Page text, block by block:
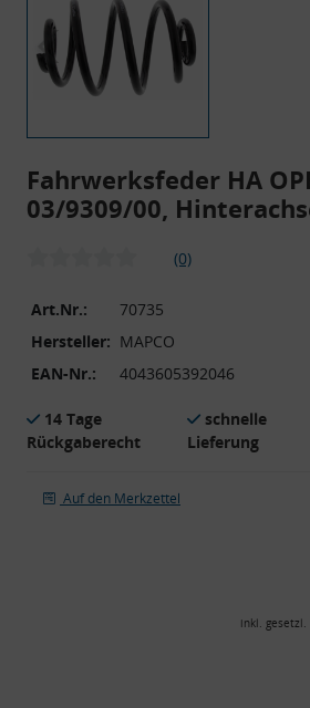
Fahrwerksfeder HA
03/9309/00,
(0)
Art.Nr.:
70735
Hersteller: MAPCO
EAN-Nr.:
4043605392046
14 Tage
Rückgaberecht
schnelle
Lieferung
Auf den Merkzettel
inkl. gesetzl.